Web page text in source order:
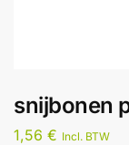
snijbonen
1,56 € Incl. BTW